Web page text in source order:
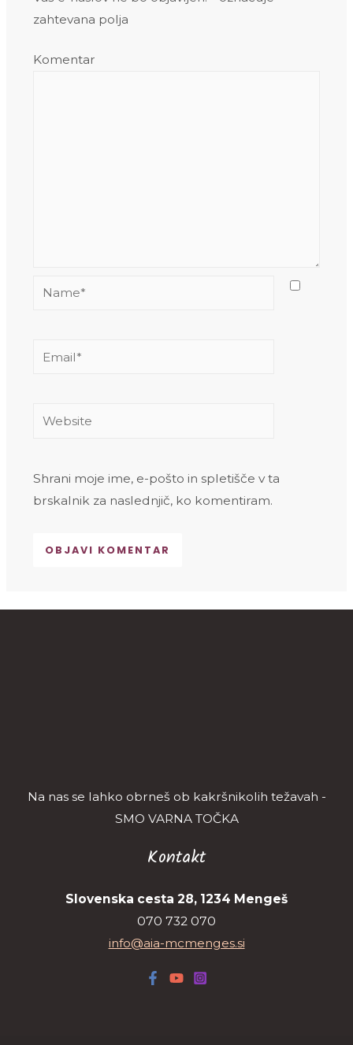
zahtevana polja
Komentar
Name*
Email*
Website
Shrani moje ime, e-pošto in spletišče v ta
brskalnik za naslednjič, ko komentiram.
Na nas se lahko obrneš ob kakršnikolih težavah -
SMO VARNA TOČKA
Kontakt
Slovenska cesta 28, 1234 Mengeš
070 732 070
info@aia-mcmenges.si